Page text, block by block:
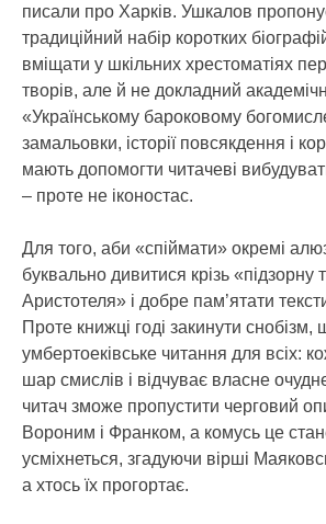
писали про Харків. Ушкалов
традиційний набір коротких
вміщати у шкільних хрестоматіях
творів, але й не докладний
«Українському бароковому
замальовки, історії повсякдення і
мають допомогти читачеві
– проте не іконостас.
Для того, аби «спіймати» окремі
буквально дивитися крізь «підзорну
Аристотеля» і добре пам’ятати
Проте книжці годі закинути
умбертоеківське читання для всіх:
шар смислів і відчуває власне
читач зможе пропустити черговий
Вороним і Франком, а комусь це
усміхнеться, згадуючи вірші
а хтось їх прогортає.